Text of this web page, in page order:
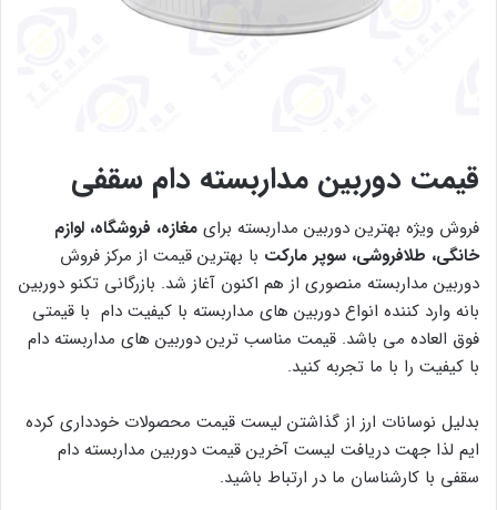
قیمت دوربین مداربسته دام سقفی
فروش ویژه بهترین دوربین مداربسته برای مغازه، فروشگاه، لوازم
خانگی، طلافروشی، سوپر مارکت با بهترین قیمت از مرکز فروش
دوربین مداربسته منصوری از هم اکنون آغاز شد. بازرگانی تکنو دوربین
بانه وارد کننده انواع دوربین های مداربسته با کیفیت دام با قیمتی
فوق العاده می باشد. قیمت مناسب ترین دوربین های مداربسته دام
با کیفیت را با ما تجربه کنید.
بدلیل نوسانات ارز از گذاشتن لیست قیمت محصولات خودداری کرده
ایم لذا جهت دریافت لیست آخرین قیمت دوربین مداربسته دام
سقفی با کارشناسان ما در ارتباط باشید.